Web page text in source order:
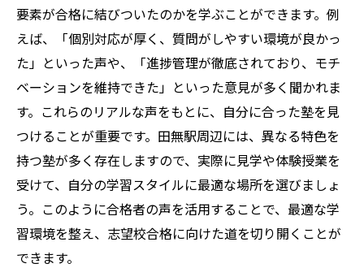
要素が合格に結びついたのかを学ぶことができます。例
えば、「個別対応が厚く、質問がしやすい環境が良かっ
た」といった声や、「進捗管理が徹底されており、モチ
ベーションを維持できた」といった意見が多く聞かれま
す。これらのリアルな声をもとに、自分に合った塾を見
つけることが重要です。田無駅周辺には、異なる特色を
持つ塾が多く存在しますので、実際に見学や体験授業を
受けて、自分の学習スタイルに最適な場所を選びましょ
う。このように合格者の声を活用することで、最適な学
習環境を整え、志望校合格に向けた道を切り開くことが
できます。